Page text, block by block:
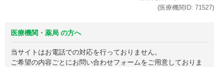
(医療機関ID: 71527)
医療機関・薬局 の方へ
当サイトはお電話での対応を行っておりません。
ご希望の内容ごとにお問い合わせフォームをご用意しておりま